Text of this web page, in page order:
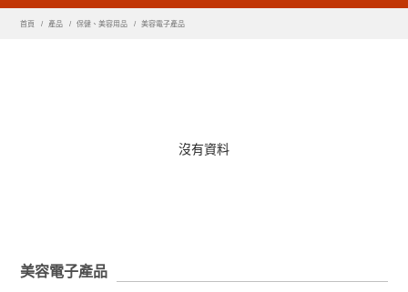
首頁 產品 保健、美容用品 美容電子產品
沒有資料
美容電子產品